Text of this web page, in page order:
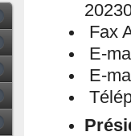
Fax
E-
E-